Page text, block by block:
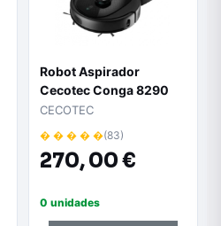
Robot Aspirador
Cecotec Conga 8290
Immortal Ultra Power
Home/ Friegasuelos/
Autonomía 280 Min/
control por WiFi
CECOTEC
� � � � �(83)
270,00 €
0 unidades